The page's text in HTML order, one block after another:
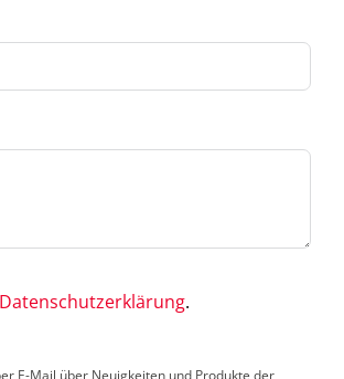
Datenschutzerklärung.